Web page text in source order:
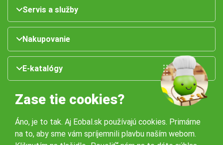
Servis a služby
Nakupovanie
E-katalógy
Zase tie cookies?
Áno, je to tak. Aj Eobal.sk používajú cookies. Primárne
na to, aby sme vám spríjemnili plavbu naším webom.